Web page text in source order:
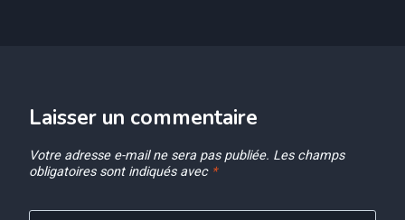
Laisser un commentaire
Votre adresse e-mail ne sera pas publiée. Les champs
obligatoires sont indiqués avec *